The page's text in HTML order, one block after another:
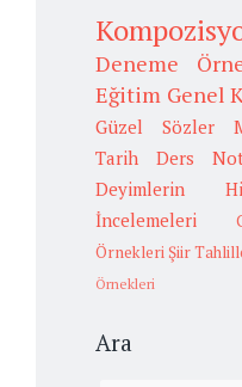
Deneme
Eğitim Genel
Güzel Sözler
Tarih
Ders
Deyimlerin
İncelemeleri
Örnekleri Şiir
Örnekleri
Ara